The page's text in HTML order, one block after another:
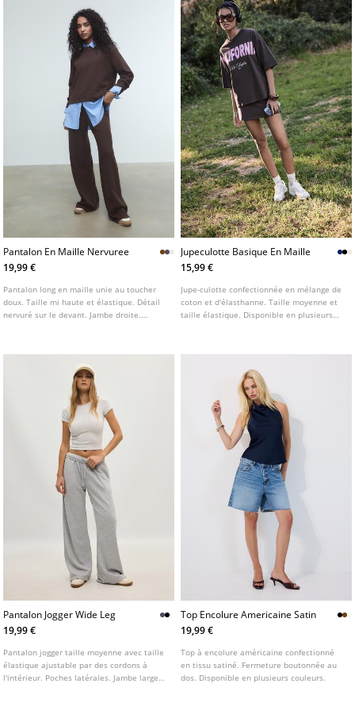
Pantalon En Maille Nervuree
19,99 €
Pantalon long en maille unie au toucher
doux. Taille mi haute et élastique. Détail
nervuré sur le devant. Jambe droite.
Jupeculotte Basique En Maille
15,99 €
Jupe-culotte confectionnée en mélange de
coton et d'élasthanne. Taille moyenne et
taille élastique. Disponible en plusieurs
Pantalon Jogger Wide Leg
19,99 €
Pantalon jogger taille moyenne avec taille
élastique ajustable par des cordons à
l'intérieur. Poches latérales. Jambe large
Top Encolure Americaine Satin
19,99 €
Top à encolure américaine confectionné
en tissu satiné. Fermeture boutonnée au
dos. Disponible en plusieurs couleurs.